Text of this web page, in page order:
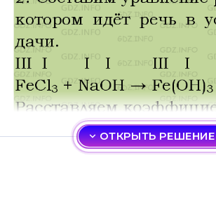
ОТКРЫТЬ РЕШЕНИЕ